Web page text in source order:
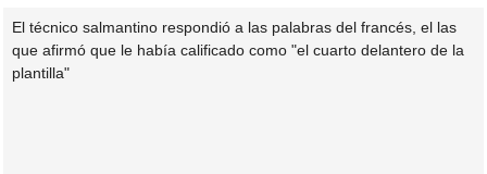
El técnico salmantino respondió a las palabras del francés, el las
que afirmó que le había calificado como "el cuarto delantero de la
plantilla"